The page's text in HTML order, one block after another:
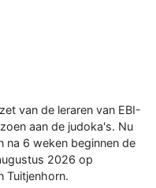
van de leraren van EBI-
aan de judoka's. Nu
na 6 weken beginnen de
2026 op
Tuitjenhorn.